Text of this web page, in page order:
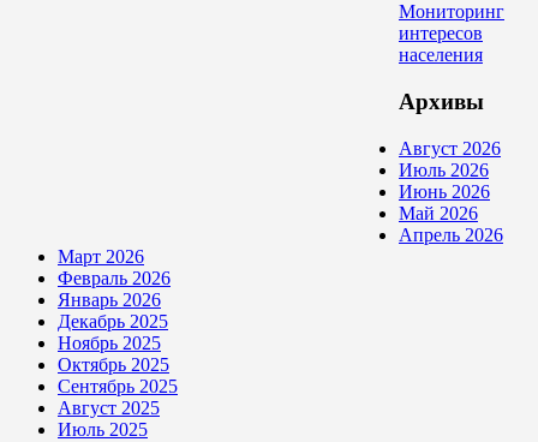
Мониторинг
интересов
населения
Архивы
Август 2026
Июль 2026
Июнь 2026
Май 2026
Апрель 2026
Март 2026
Февраль 2026
Январь 2026
Декабрь 2025
Ноябрь 2025
Октябрь 2025
Сентябрь 2025
Август 2025
Июль 2025